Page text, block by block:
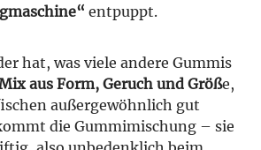
entpuppt.
hat, was viele andere Gummis
aus Form, Geruch und Größe,
außergewöhnlich gut
die Gummimischung – sie